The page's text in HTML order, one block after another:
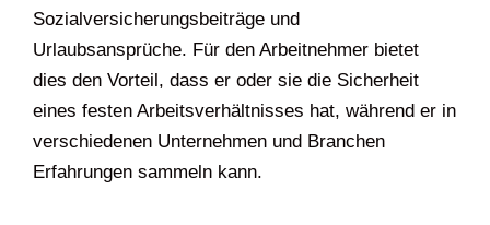
Sozialversicherungsbeiträge und
Urlaubsansprüche. Für den Arbeitnehmer bietet
dies den Vorteil, dass er oder sie die Sicherheit
eines festen Arbeitsverhältnisses hat, während er in
verschiedenen Unternehmen und Branchen
Erfahrungen sammeln kann.